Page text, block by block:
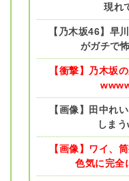
現れ
【乃木坂46】早
がガチで
【衝撃】乃木坂
【画像】田中れ
しま
【画像】ワイ、
色気に完全